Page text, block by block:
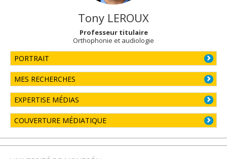
Tony LEROUX
Professeur titulaire
Orthophonie et audiologie
PORTRAIT
MES RECHERCHES
EXPERTISE MÉDIAS
COUVERTURE MÉDIATIQUE